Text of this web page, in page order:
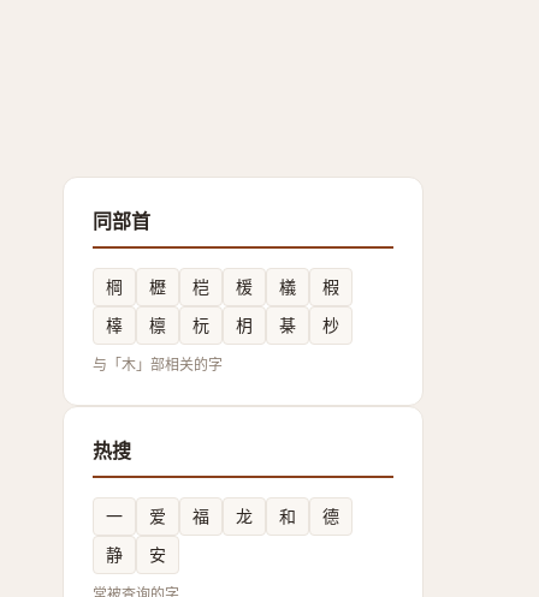
同部首
棡 櫪 桤 楥 檥
椵
橭
檩 杬 枂 棊 杪
与「木」部相关的字
热搜
一 爱 福 龙 和
德
静
安